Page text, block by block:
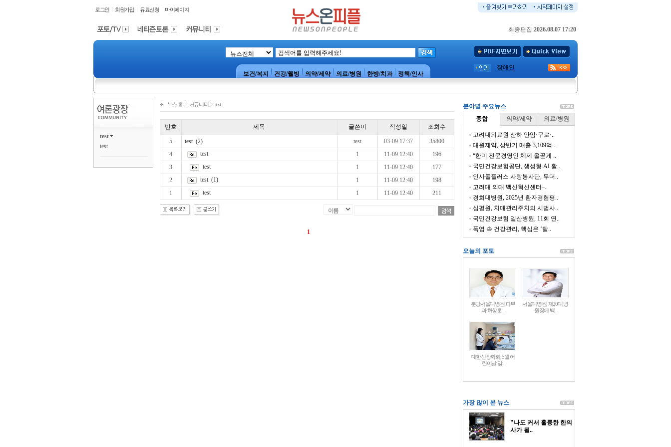
로그인 회원가입 유료신청 마이페이지
최종편집:2026.08.07 17:20
보건/복지 건강/웰빙 의약/제약 의료/병원 한방/치과 정책/인사
장애인
test
test
뉴스 홈 커뮤니티 test
번호 제목 글쓴이 작성일 조회수
5 test (2) test 03-09 17:37
35800
4
test 1 11-09 12:40
196
3
test 1 11-09 12:40
177
2
test (1) 1 11-09 12:40
198
1
test 1 11-09 12:40 211
1
분야별 주요뉴스
종합
의약/제약 의료/병원
고려대의료원 산하 안암·구로·..
대원제약, 상반기 매출 3,109억 ..
“한미 전문경영인 체제 올곧게 ..
국민건강보험공단, 생성형 AI 활..
인사돌플러스 사랑봉사단, 무더..
고려대 의대 백신혁신센터–..
경희대병원, 2025년 환자경험평..
심평원, 치매관리주치의 시범사..
국민건강보험 일산병원, 11회 연..
폭염 속 건강관리, 핵심은 ‘탈..
오늘의 포토
분당서울대병원 피부
과 허창훈 ..
서울대병원, 제20대 병
원장에 백..
대한신장학회, 5월 어
린이날 맞..
가장 많이 본 뉴스
"나도 커서 훌륭한 한의
사가 될..